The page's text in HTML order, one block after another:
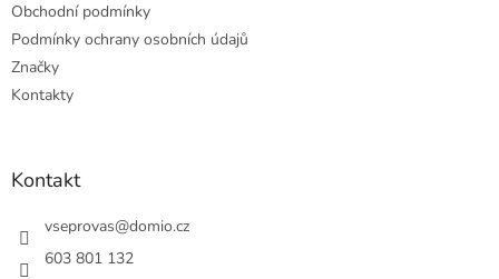
Obchodní podmínky
Podmínky ochrany osobních údajů
Značky
Kontakty
Kontakt
vseprovas@domio.cz
603 801 132